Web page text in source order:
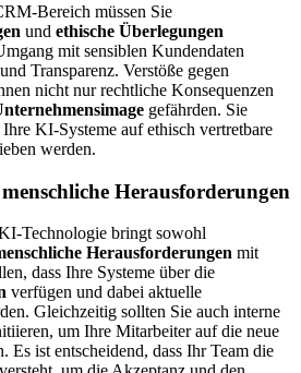
Bereich müssen Sie
und ethische Überlegungen
mit sensiblen Kundendaten
Transparenz. Verstöße gegen
nicht nur rechtliche Konsequenzen
gefährden. Sie
Ihre KI-Systeme auf ethisch vertretbare
werden.
Herausforderungen
Technologie bringt sowohl
Herausforderungen mit
dass Ihre Systeme über die
verfügen und dabei aktuelle
Gleichzeitig sollten Sie auch interne
um Ihre Mitarbeiter auf die neue
Es ist entscheidend, dass Ihr Team die